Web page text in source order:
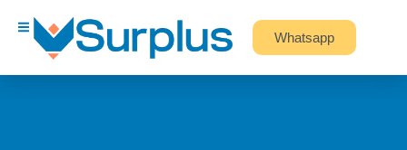
Whatsapp